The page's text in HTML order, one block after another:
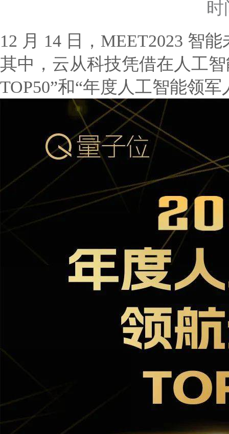
12 月 14 日，MEET2023 智
其中，云从科技凭借在人工
TOP50”和“年度人工智能领